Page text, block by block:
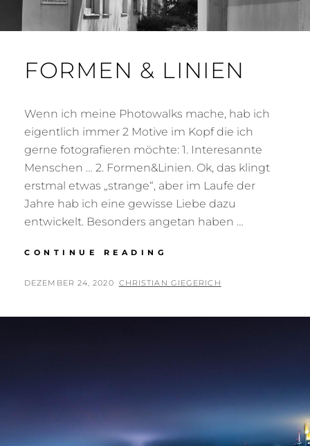
FORMEN & LINIEN
Wenn ich meine Photowalks mache, hab ich
eigentlich immer 2 Motive im Kopf die ich
gerne fotografieren möchte: 1. Interesannte
Menschen … 2. Formen&Linien. Ok, das klingt
erstmal etwas „strange“, aber im Laufe der
Jahre hab ich eine gewisse Liebe dazu
entwickelt. Besonders angetan haben …
CONTINUE READING
LINIEN
POSTED
DEZEMBER 24, 2020 BY
CHRISTIAN GIEGERICH